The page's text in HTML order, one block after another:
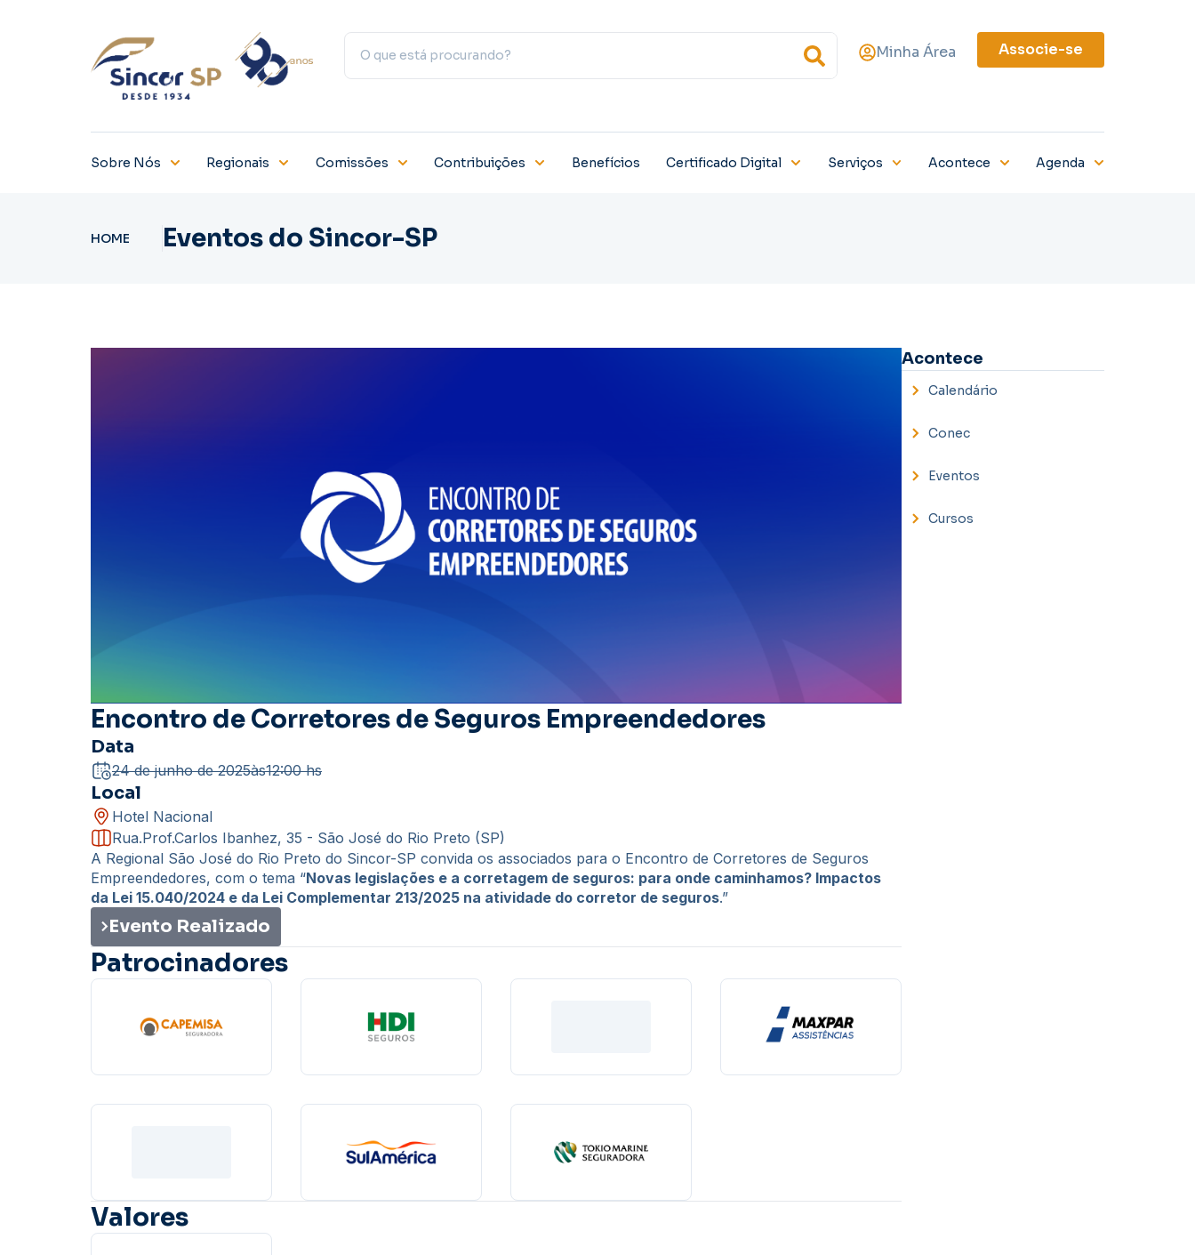
Minha Área Associe-se
Sobre Nós Regionais Comissões Contribuições Benefícios Certificado Digital Serviços Acontece Agenda
HOME Eventos do Sincor-SP
Encontro de Corretores de Seguros Empreendedores
Data
24 de junho de 2025às12:00 hs
Local
Hotel Nacional
Rua.Prof.Carlos Ibanhez, 35 - São José do Rio Preto (SP)
A Regional São José do Rio Preto do Sincor-SP convida os associados para o Encontro de Corretores de Seguros
Empreendedores, com o tema “Novas legislações e a corretagem de seguros: para onde caminhamos? Impactos
da Lei 15.040/2024 e da Lei Complementar 213/2025 na atividade do corretor de seguros.”
Evento Realizado
Patrocinadores
Valores
Acontece
Calendário
Conec
Eventos
Cursos